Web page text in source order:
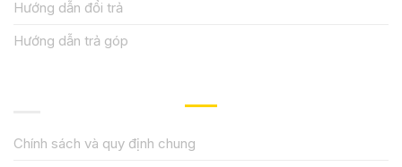
Hướng dẫn đổi trả
Hướng dẫn trả góp
Chính sách và quy định chung